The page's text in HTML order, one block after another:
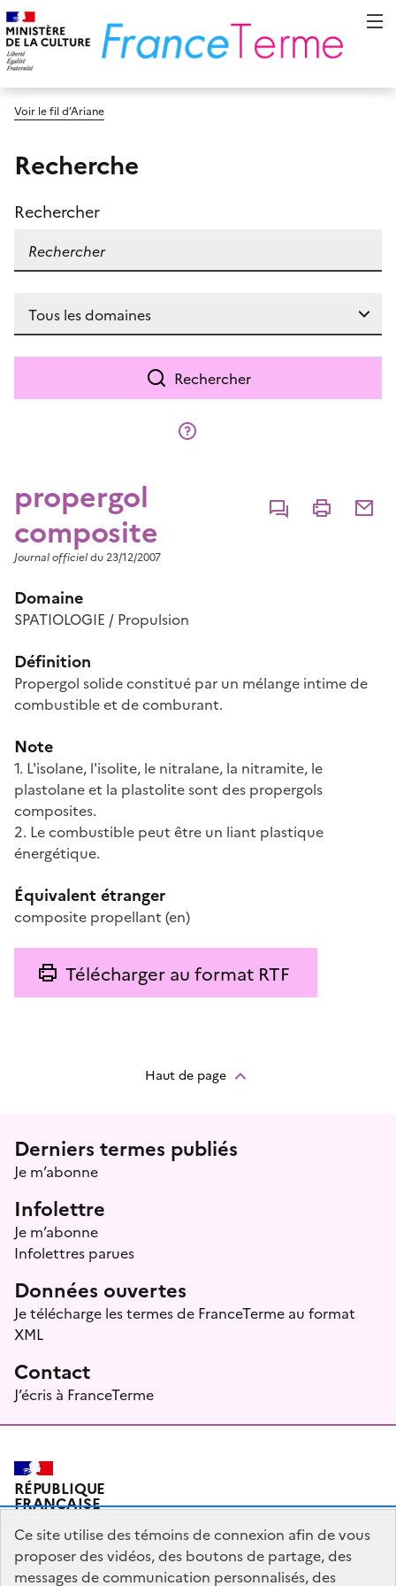
Voir le fil d’Ariane
Recherche
Rechercher
Rechercher
propergol
composite
CommenterImprimer
Journal officieldu 23/12/2007
Domaine
SPATIOLOGIE / Propulsion
Définition
Propergol solide constitué par un mélange intime de
combustible et de comburant.
Note
1. L'isolane, l'isolite, le nitralane, la nitramite, le
plastolane et la plastolite sont des propergols
composites.
2. Le combustible peut être un liant plastique
énergétique.
Équivalent étranger
composite propellant (en)
Télécharger au format RTF
Haut de page
Menu prefooter
Derniers termes publiés
Je m’abonne
Infolettre
Je m’abonne
Infolettres parues
Données ouvertes
Je télécharge les termes de FranceTerme au format
XML
Contact
J’écris à FranceTerme
RÉPUBLIQUE
FRANÇAISE
Plan du site Mentions légales Qui sommes-nous ?
Ce site utilise des témoins de connexion afin de vous
proposer des vidéos, des boutons de partage, des
messages de communication personnalisés, des